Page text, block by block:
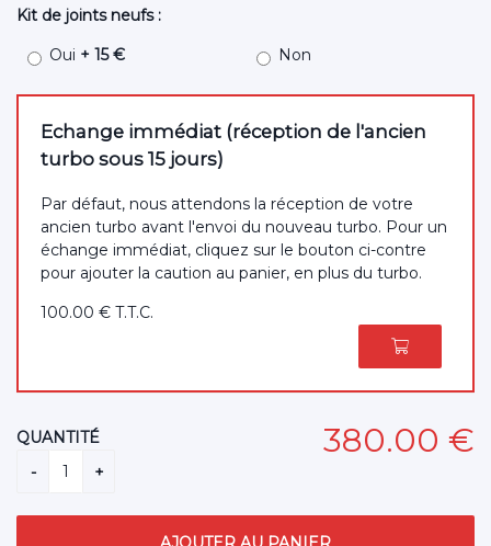
Kit de joints neufs :
Oui + 15 € Non
Echange immédiat (réception de l'ancien
turbo sous 15 jours)
Par défaut, nous attendons la réception de votre
ancien turbo avant l'envoi du nouveau turbo. Pour un
échange immédiat, cliquez sur le bouton ci-contre
pour ajouter la caution au panier, en plus du turbo.
100.00 € T.T.C.
380.00 €
QUANTITÉ